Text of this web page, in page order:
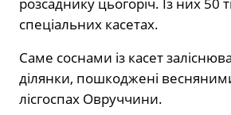
спеціальних касетах.
Саме соснами із касет
ділянки, пошкоджені
лісгоспах Овруччини.